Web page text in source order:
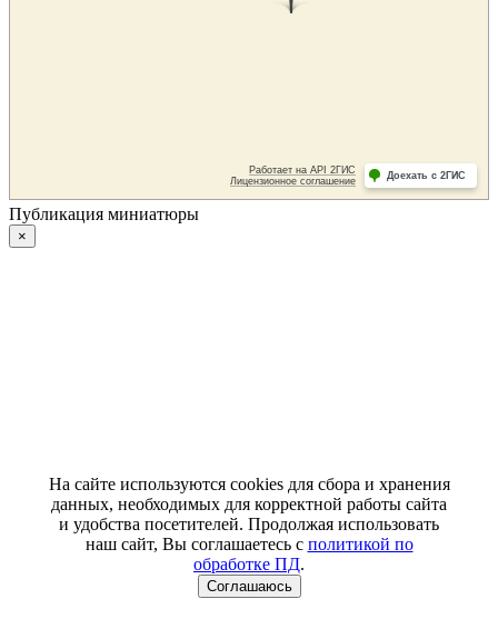
Публикация миниатюры
×
На сайте используются cookies для сбора и хранения
данных, необходимых для корректной работы сайта
и удобства посетителей. Продолжая использовать
наш сайт, Вы соглашаетесь с политикой по
обработке ПД.
Соглашаюсь